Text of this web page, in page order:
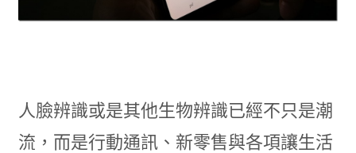
人臉辨識或是其他生物辨識已經不只是潮
流，而是行動通訊、新零售與各項讓生活